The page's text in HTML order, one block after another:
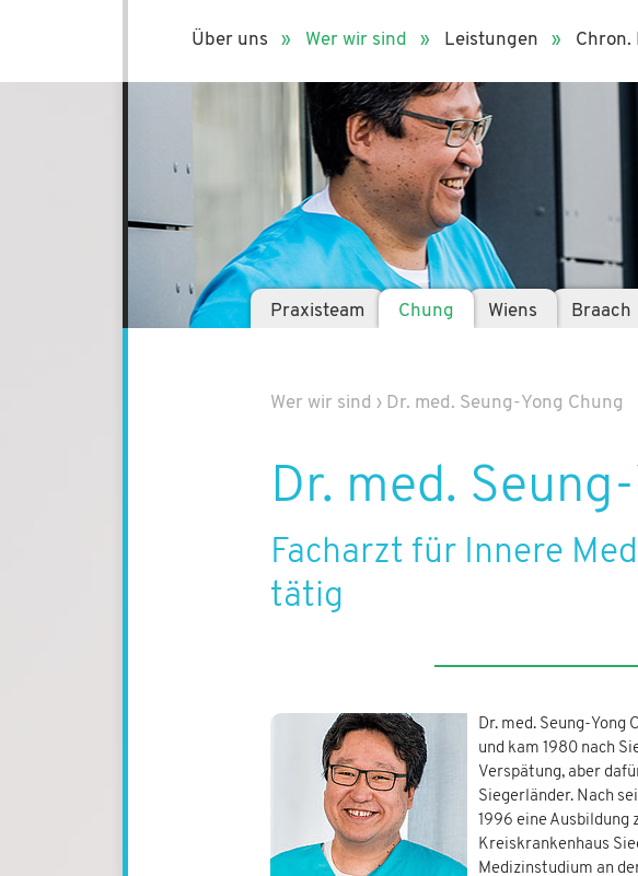
Über uns Wer wir sind Leistungen Chron.
Praxisteam Chung Wiens Braach
Wer wir sind › Dr. med. Seung-Yong Chung
Dr. med.
Facharzt für Innere
tätig
Dr. med. Seung-Yong
und kam 1980 nach
Verspätung, aber
Siegerländer. Nach
1996 eine
Kreiskrankenhaus
Medizinstudium an